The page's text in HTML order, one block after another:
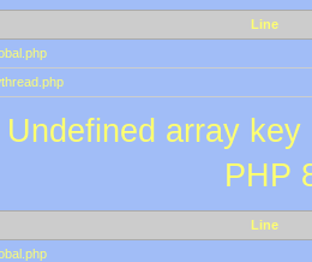
Line
Undefined array
PHP
Line